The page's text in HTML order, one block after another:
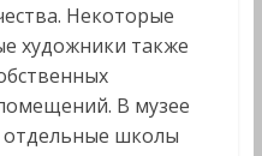
Некоторые
художники также
В музее
отдельные школы